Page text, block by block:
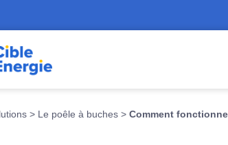
> Le poêle à buches > Comment